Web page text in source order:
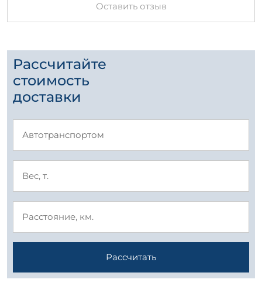
Оставить отзыв
Рассчитайте
стоимость
доставки
Рассчитать